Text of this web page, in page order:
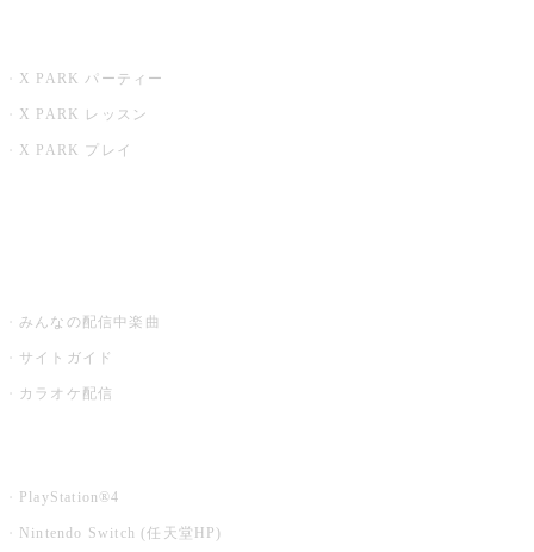
X PARK パーティー
X PARK レッスン
X PARK プレイ
みんなの配信中楽曲
サイトガイド
カラオケ配信
PlayStation®4
Nintendo Switch (任天堂HP)